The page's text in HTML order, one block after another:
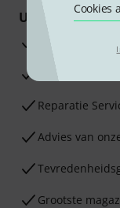
Cookies
Uw voordelen
3 jaar
30 dagen
Reparatie
Advies van
Grootste